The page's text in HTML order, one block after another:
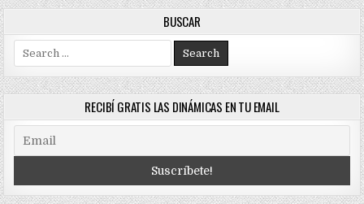
BUSCAR
Search
for:
RECIBÍ GRATIS LAS DINÁMICAS EN TU EMAIL